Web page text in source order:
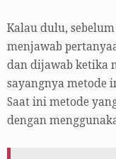
Kalau dulu,
menjawab
dan dijawab ketika
sayangnya metode
Saat ini metode
dengan